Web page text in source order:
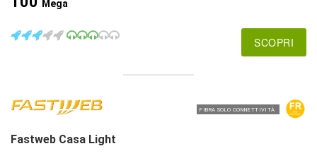
Mega
SCOPRI
FIBRA SOLO CONNETTIVITÀ
Fastweb Casa Light